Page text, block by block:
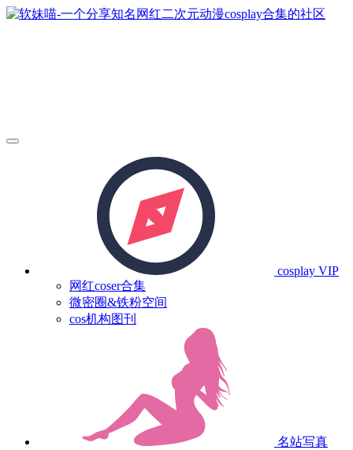
cosplay VIP
网红coser合集
微密圈&铁粉空间
cos机构图刊
名站写真